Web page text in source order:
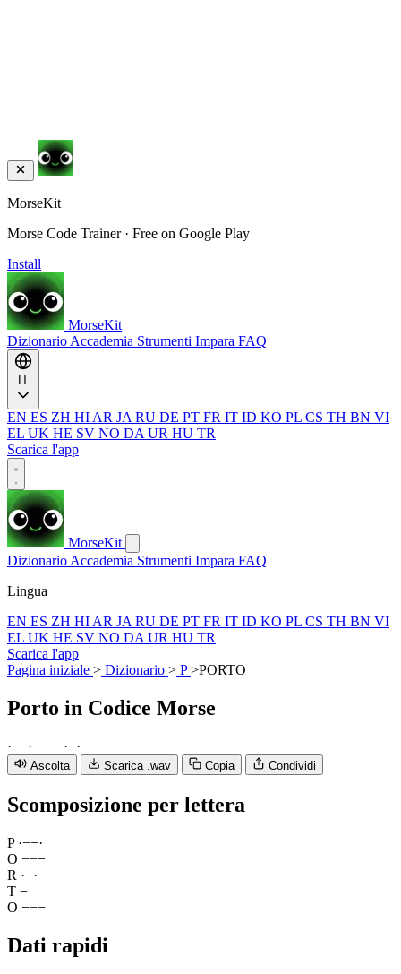
MorseKit
Morse Code Trainer · Free on Google Play
Install
MorseKit
Dizionario Accademia Strumenti Impara FAQ
EN ES ZH HI AR JA RU DE PT FR IT ID KO PL CS TH BN VI
EL UK HE SV NO DA UR HU TR
Scarica l'app
MorseKit
Dizionario Accademia Strumenti Impara FAQ
Lingua
EN ES ZH HI AR JA RU DE PT FR IT ID KO PL CS TH BN VI
EL UK HE SV NO DA UR HU TR
Scarica l'app
Pagina iniziale > Dizionario > P>PORTO
Porto in Codice Morse
·−−· −−− ·−· − −−−
Ascolta Scarica .wav Copia Condividi
Scomposizione per lettera
P ·−−·
O −−−
R ·−·
T −
O −−−
Dati rapidi